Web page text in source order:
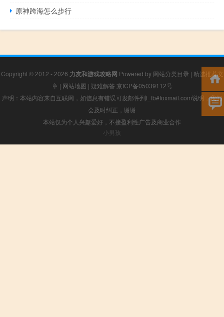
原神跨海怎么步行
Copyright © 2012 - 2026 力友和游戏攻略网 Powered by 网站分类目录 | 精选推荐文
章 | 网站地图 | 疑难解答 京ICP备05039112号
声明：本站内容来自互联网，如信息有错误可发邮件到f_fb#foxmail.com说明，我们
会及时纠正，谢谢
本站仅为个人兴趣爱好，不接盈利性广告及商业合作
小男孩